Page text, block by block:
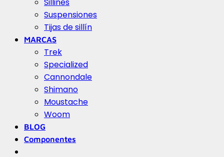
Suspensiones
Tijas de sillín
MARCAS
Trek
Specialized
Cannondale
Shimano
Moustache
Woom
BLOG
Componentes